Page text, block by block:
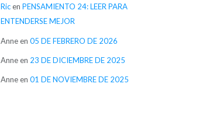
Ricen PENSAMIENTO 24: LEER PARA
ENTENDERSE MEJOR
Anneen 05 DE FEBRERO DE 2026
Anneen 23 DE DICIEMBRE DE 2025
Anneen 01 DE NOVIEMBRE DE 2025